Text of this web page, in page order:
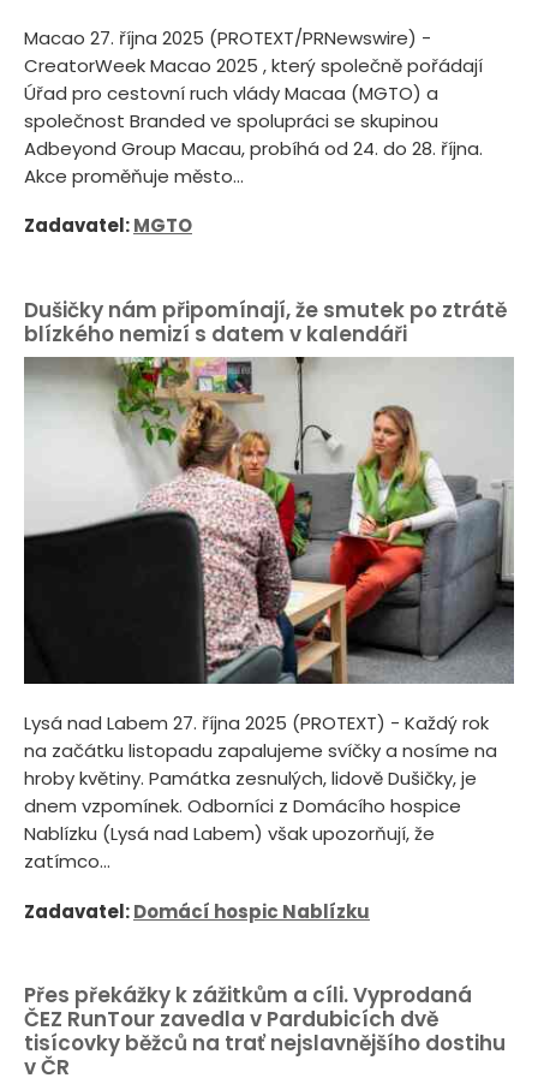
Macao 27. října 2025 (PROTEXT/PRNewswire) -
CreatorWeek Macao 2025 , který společně pořádají
Úřad pro cestovní ruch vlády Macaa (MGTO) a
společnost Branded ve spolupráci se skupinou
Adbeyond Group Macau, probíhá od 24. do 28. října.
Akce proměňuje město...
Zadavatel:MGTO
Dušičky nám připomínají, že smutek po ztrátě
blízkého nemizí s datem v kalendáři
Lysá nad Labem 27. října 2025 (PROTEXT) - Každý rok
na začátku listopadu zapalujeme svíčky a nosíme na
hroby květiny. Památka zesnulých, lidově Dušičky, je
dnem vzpomínek. Odborníci z Domácího hospice
Nablízku (Lysá nad Labem) však upozorňují, že
zatímco...
Zadavatel:Domácí hospic Nablízku
Přes překážky k zážitkům a cíli. Vyprodaná
ČEZ RunTour zavedla v Pardubicích dvě
tisícovky běžců na trať nejslavnějšího dostihu
v ČR